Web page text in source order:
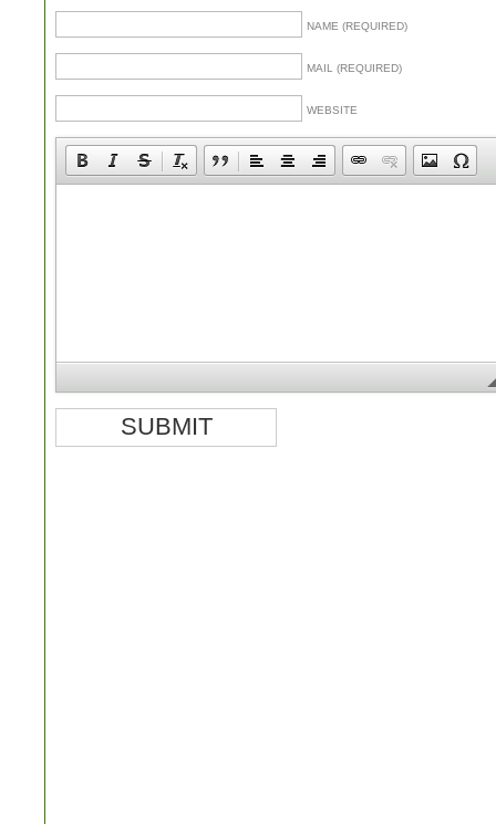
NAME (REQUIRED)
MAIL (REQUIRED)
WEBSITE